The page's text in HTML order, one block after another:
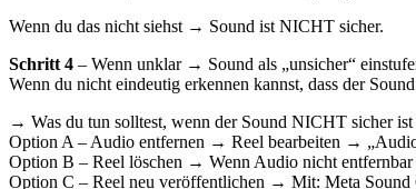
Wenn du das nicht siehst → Sound ist NICHT sicher.
Schritt 4 – Wenn unklar → Sound als „unsicher“
Wenn du nicht eindeutig erkennen kannst, dass der
→ Was du tun solltest, wenn der Sound NICHT sicher ist
Option A – Audio entfernen → Reel bearbeiten →
Option B – Reel löschen → Wenn Audio nicht entfernbar
Option C – Reel neu veröffentlichen → Mit: Meta Sound